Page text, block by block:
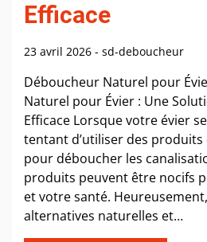
Efficace
23 avril 2026 - sd-deboucheur
Déboucheur Naturel pour
Naturel pour Évier : Une
Efficace Lorsque votre évier
tentant d’utiliser des produits
pour déboucher les
produits peuvent être nocifs
et votre santé.
alternatives naturelles et…